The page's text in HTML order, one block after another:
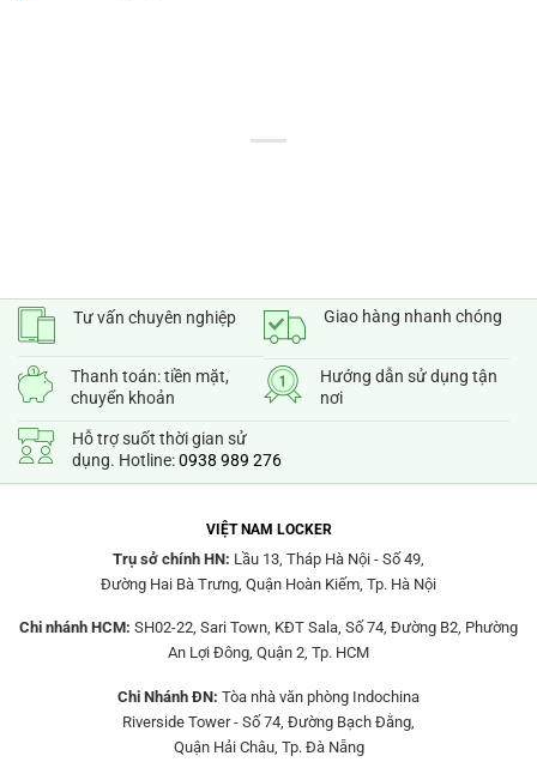
Tư vấn chuyên nghiệp Giao hàng nhanh chóng
Thanh toán: tiền mặt,
chuyển khoản
Hướng dẫn sử dụng tận
nơi
Hỗ trợ suốt thời gian sử
dụng. Hotline:0938 989 276
VIỆT NAM LOCKER
Trụ sở chính HN: Lầu 13, Tháp Hà Nội - Số 49,
Đường Hai Bà Trưng, Quận Hoàn Kiếm, Tp. Hà Nội
Chi nhánh HCM: SH02-22, Sari Town, KĐT Sala, Số 74, Đường B2, Phường
An Lợi Đông, Quận 2, Tp. HCM
Chi Nhánh ĐN: Tòa nhà văn phòng Indochina
Riverside Tower - Số 74, Đường Bạch Đằng,
Quận Hải Châu, Tp. Đà Nẵng